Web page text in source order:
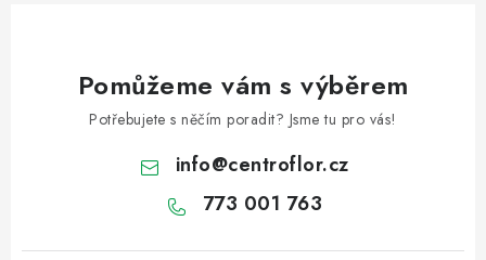
Pomůžeme vám s výběrem
Potřebujete s něčím poradit? Jsme tu pro vás!
info@centroflor.cz
773 001 763